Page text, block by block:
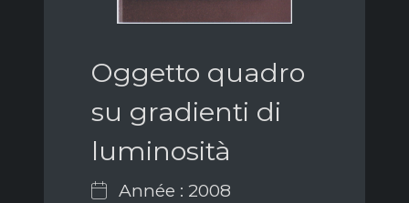
Oggetto quadro
su gradienti di
luminosità
Année : 2008